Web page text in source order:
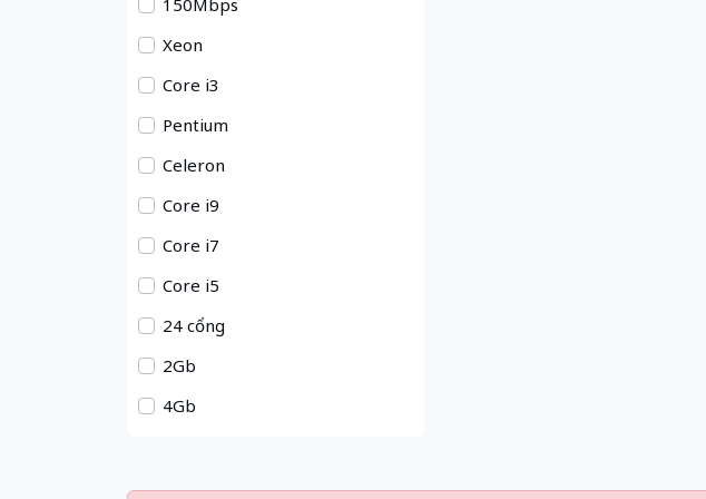
150Mbps
Xeon
Core i3
Pentium
Celeron
Core i9
Core i7
Core i5
24 cổng
2Gb
4Gb